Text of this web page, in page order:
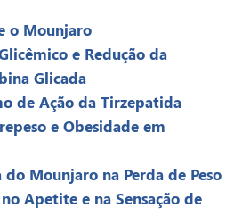
o Mounjaro
e Redução da
Glicada
de Ação da Tirzepatida
e Obesidade em
Mounjaro na Perda de Peso
Apetite e na Sensação de